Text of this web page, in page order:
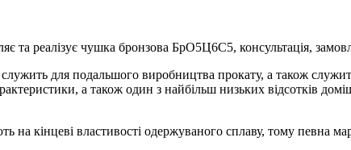
та реалізує чушка бронзова БрО5Ц6С5, консультація,
для подальшого виробництва прокату, а також
а також один з найбільш низьких відсотків
кінцеві властивості одержуваного сплаву, тому певна